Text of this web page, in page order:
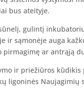
bus ateityje.
gulintį
ir sąmonėje auga
pirmagimę ar antrąją
ir priežiūros
ligoninės